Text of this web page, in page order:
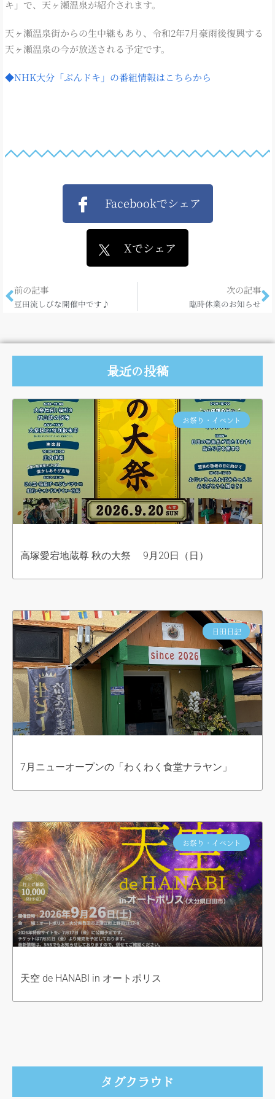
キ」で、天ヶ瀬温泉が紹介されます。
天ヶ瀬温泉街からの生中継もあり、令和2年7月豪雨後復興する
天ヶ瀬温泉の今が放送される予定です。
◆NHK大分「ぶんドキ」の番組情報はこちらから
Facebookでシェア
Xでシェア
前の記事
豆田流しびな開催中です♪
次の記事
臨時休業のお知らせ
最近の投稿
お祭り・イベント
高塚愛宕地蔵尊 秋の大祭 9月20日（日）
日田日記
7月ニューオープンの「わくわく食堂ナラヤン」
お祭り・イベント
天空 de HANABI in オートポリス
タグクラウド